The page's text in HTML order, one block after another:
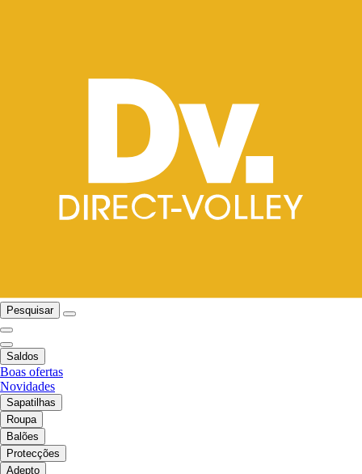
Pesquisar
Saldos
Boas ofertas
Novidades
Sapatilhas
Roupa
Balões
Protecções
Adepto